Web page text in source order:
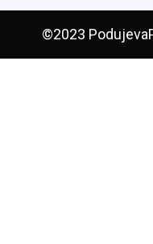
©2023